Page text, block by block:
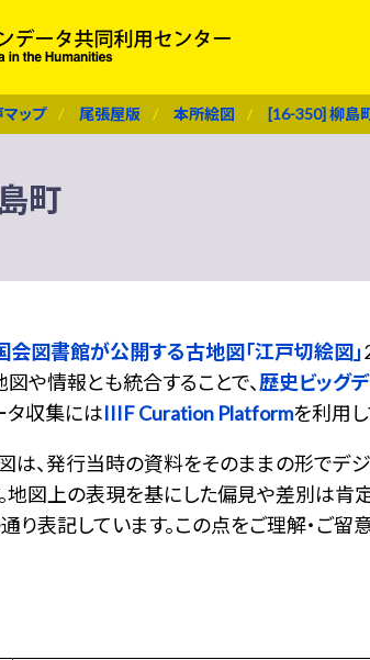
ップ 尾張屋版 本所絵図 [16-350] 柳島
町
会図書館が公開する古地図「江戸切絵図」
図や情報とも統合することで、歴史ビッグ
タ収集にはIIIF Curation Platformを利用し
は、発行当時の資料をそのままの形でデ
地図上の表現を基にした偏見や差別は肯
り表記しています。この点をご理解・ご留